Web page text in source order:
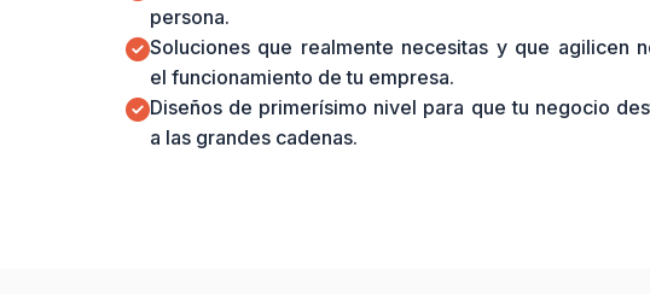
persona.
Soluciones que realmente necesitas y que agilicen
el funcionamiento de tu empresa.
Diseños de primerísimo nivel para que tu negocio
a las grandes cadenas.